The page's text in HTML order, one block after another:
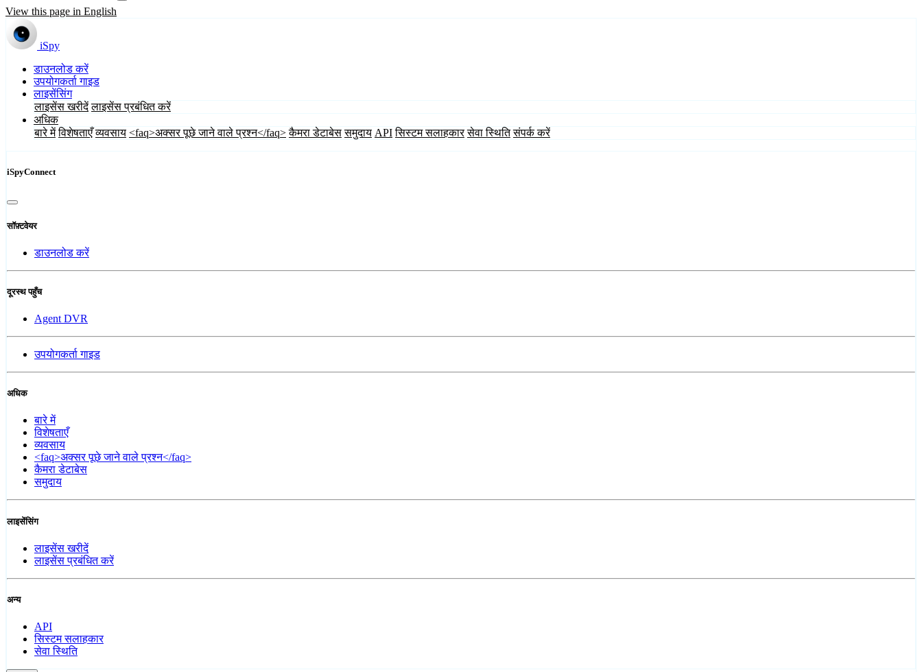
View this page in English
iSpy
डाउनलोड करें
उपयोगकर्ता गाइड
लाइसेंसिंग
लाइसेंस खरीदें लाइसेंस प्रबंधित करें
अधिक
बारे में विशेषताएँ व्यवसाय <faq>अक्सर पूछे जाने वाले प्रश्न</faq> कैमरा डेटाबेस समुदाय API सिस्टम सलाहकार सेवा स्थिति संपर्क करें
iSpyConnect
सॉफ़्टवेयर
डाउनलोड करें
दूरस्थ पहुँच
Agent DVR
उपयोगकर्ता गाइड
अधिक
बारे में
विशेषताएँ
व्यवसाय
<faq>अक्सर पूछे जाने वाले प्रश्न</faq>
कैमरा डेटाबेस
समुदाय
लाइसेंसिंग
लाइसेंस खरीदें
लाइसेंस प्रबंधित करें
अन्य
API
सिस्टम सलाहकार
सेवा स्थिति